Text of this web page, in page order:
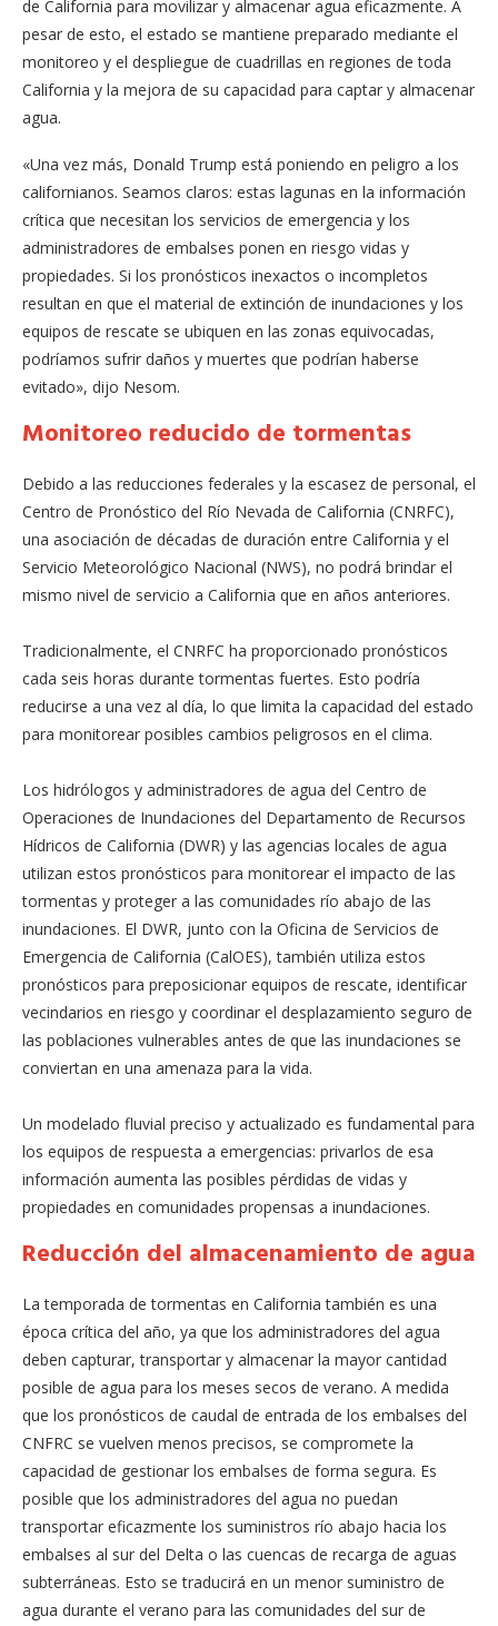
de California para movilizar y almacenar agua eficazmente. A
pesar de esto, el estado se mantiene preparado mediante el
monitoreo y el despliegue de cuadrillas en regiones de toda
California y la mejora de su capacidad para captar y almacenar
agua.
«Una vez más, Donald Trump está poniendo en peligro a los
californianos. Seamos claros: estas lagunas en la información
crítica que necesitan los servicios de emergencia y los
administradores de embalses ponen en riesgo vidas y
propiedades. Si los pronósticos inexactos o incompletos
resultan en que el material de extinción de inundaciones y los
equipos de rescate se ubiquen en las zonas equivocadas,
podríamos sufrir daños y muertes que podrían haberse
evitado», dijo Nesom.
Monitoreo reducido de tormentas
Debido a las reducciones federales y la escasez de personal, el
Centro de Pronóstico del Río Nevada de California (CNRFC),
una asociación de décadas de duración entre California y el
Servicio Meteorológico Nacional (NWS), no podrá brindar el
mismo nivel de servicio a California que en años anteriores.
Tradicionalmente, el CNRFC ha proporcionado pronósticos
cada seis horas durante tormentas fuertes. Esto podría
reducirse a una vez al día, lo que limita la capacidad del estado
para monitorear posibles cambios peligrosos en el clima.
Los hidrólogos y administradores de agua del Centro de
Operaciones de Inundaciones del Departamento de Recursos
Hídricos de California (DWR) y las agencias locales de agua
utilizan estos pronósticos para monitorear el impacto de las
tormentas y proteger a las comunidades río abajo de las
inundaciones. El DWR, junto con la Oficina de Servicios de
Emergencia de California (CalOES), también utiliza estos
pronósticos para preposicionar equipos de rescate, identificar
vecindarios en riesgo y coordinar el desplazamiento seguro de
las poblaciones vulnerables antes de que las inundaciones se
conviertan en una amenaza para la vida.
Un modelado fluvial preciso y actualizado es fundamental para
los equipos de respuesta a emergencias: privarlos de esa
información aumenta las posibles pérdidas de vidas y
propiedades en comunidades propensas a inundaciones.
Reducción del almacenamiento de agua
La temporada de tormentas en California también es una
época crítica del año, ya que los administradores del agua
deben capturar, transportar y almacenar la mayor cantidad
posible de agua para los meses secos de verano. A medida
que los pronósticos de caudal de entrada de los embalses del
CNFRC se vuelven menos precisos, se compromete la
capacidad de gestionar los embalses de forma segura. Es
posible que los administradores del agua no puedan
transportar eficazmente los suministros río abajo hacia los
embalses al sur del Delta o las cuencas de recarga de aguas
subterráneas. Esto se traducirá en un menor suministro de
agua durante el verano para las comunidades del sur de